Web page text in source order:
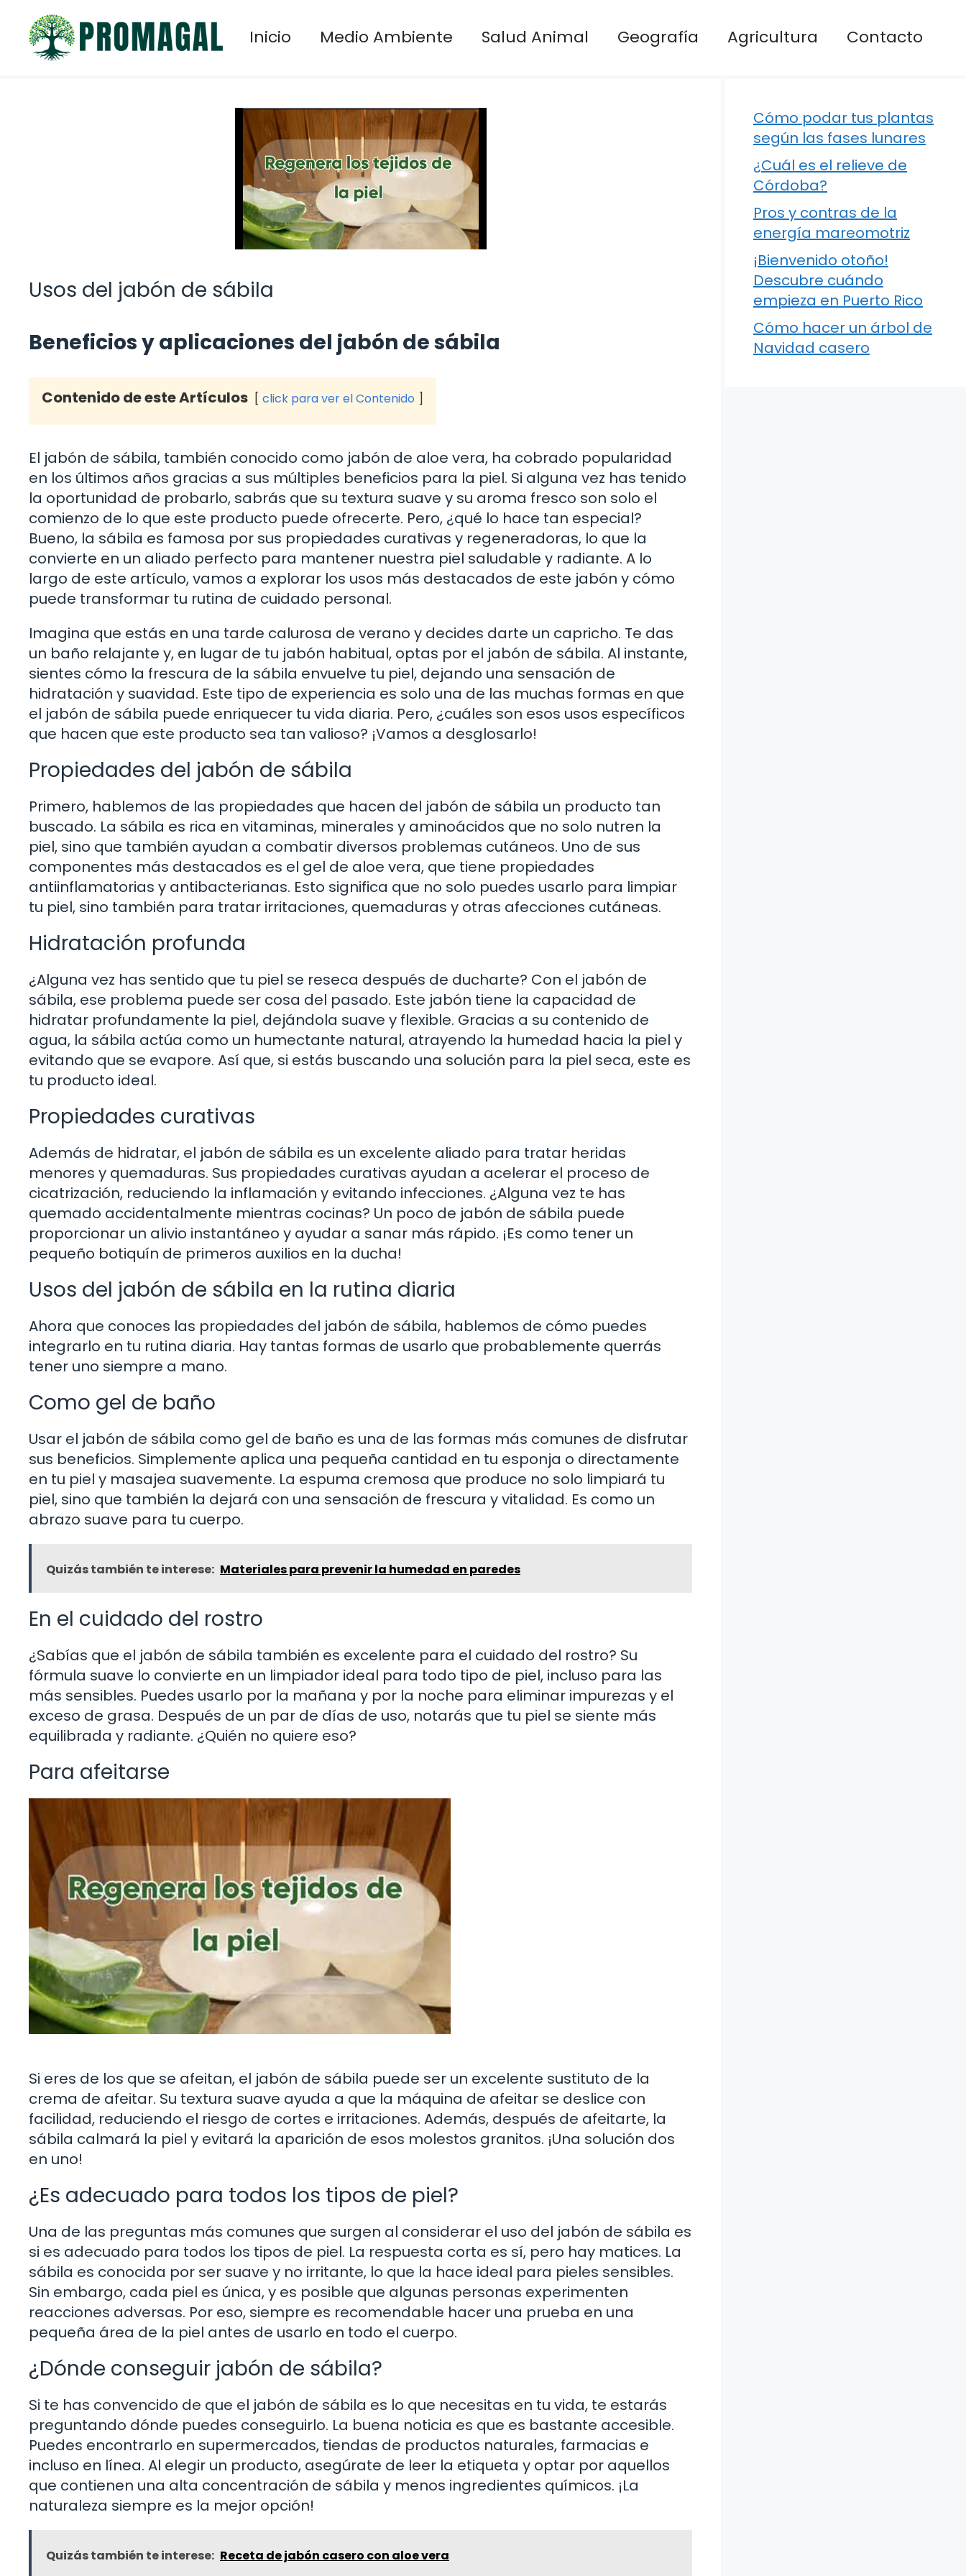
contenido
Inicio Medio Ambiente Salud Animal Geografía Agricultura Contacto
Usos del jabón de sábila
Beneficios y aplicaciones del jabón de sábila
Contenido de este Artículos click para ver el Contenido
El jabón de sábila, también conocido como jabón de aloe vera, ha cobrado popularidad
en los últimos años gracias a sus múltiples beneficios para la piel. Si alguna vez has tenido
la oportunidad de probarlo, sabrás que su textura suave y su aroma fresco son solo el
comienzo de lo que este producto puede ofrecerte. Pero, ¿qué lo hace tan especial?
Bueno, la sábila es famosa por sus propiedades curativas y regeneradoras, lo que la
convierte en un aliado perfecto para mantener nuestra piel saludable y radiante. A lo
largo de este artículo, vamos a explorar los usos más destacados de este jabón y cómo
puede transformar tu rutina de cuidado personal.
Imagina que estás en una tarde calurosa de verano y decides darte un capricho. Te das
un baño relajante y, en lugar de tu jabón habitual, optas por el jabón de sábila. Al instante,
sientes cómo la frescura de la sábila envuelve tu piel, dejando una sensación de
hidratación y suavidad. Este tipo de experiencia es solo una de las muchas formas en que
el jabón de sábila puede enriquecer tu vida diaria. Pero, ¿cuáles son esos usos específicos
que hacen que este producto sea tan valioso? ¡Vamos a desglosarlo!
Propiedades del jabón de sábila
Primero, hablemos de las propiedades que hacen del jabón de sábila un producto tan
buscado. La sábila es rica en vitaminas, minerales y aminoácidos que no solo nutren la
piel, sino que también ayudan a combatir diversos problemas cutáneos. Uno de sus
componentes más destacados es el gel de aloe vera, que tiene propiedades
antiinflamatorias y antibacterianas. Esto significa que no solo puedes usarlo para limpiar
tu piel, sino también para tratar irritaciones, quemaduras y otras afecciones cutáneas.
Hidratación profunda
¿Alguna vez has sentido que tu piel se reseca después de ducharte? Con el jabón de
sábila, ese problema puede ser cosa del pasado. Este jabón tiene la capacidad de
hidratar profundamente la piel, dejándola suave y flexible. Gracias a su contenido de
agua, la sábila actúa como un humectante natural, atrayendo la humedad hacia la piel y
evitando que se evapore. Así que, si estás buscando una solución para la piel seca, este es
tu producto ideal.
Propiedades curativas
Además de hidratar, el jabón de sábila es un excelente aliado para tratar heridas
menores y quemaduras. Sus propiedades curativas ayudan a acelerar el proceso de
cicatrización, reduciendo la inflamación y evitando infecciones. ¿Alguna vez te has
quemado accidentalmente mientras cocinas? Un poco de jabón de sábila puede
proporcionar un alivio instantáneo y ayudar a sanar más rápido. ¡Es como tener un
pequeño botiquín de primeros auxilios en la ducha!
Usos del jabón de sábila en la rutina diaria
Ahora que conoces las propiedades del jabón de sábila, hablemos de cómo puedes
integrarlo en tu rutina diaria. Hay tantas formas de usarlo que probablemente querrás
tener uno siempre a mano.
Como gel de baño
Usar el jabón de sábila como gel de baño es una de las formas más comunes de disfrutar
sus beneficios. Simplemente aplica una pequeña cantidad en tu esponja o directamente
en tu piel y masajea suavemente. La espuma cremosa que produce no solo limpiará tu
piel, sino que también la dejará con una sensación de frescura y vitalidad. Es como un
abrazo suave para tu cuerpo.
Quizás también te interese: Materiales para prevenir la humedad en paredes
En el cuidado del rostro
¿Sabías que el jabón de sábila también es excelente para el cuidado del rostro? Su
fórmula suave lo convierte en un limpiador ideal para todo tipo de piel, incluso para las
más sensibles. Puedes usarlo por la mañana y por la noche para eliminar impurezas y el
exceso de grasa. Después de un par de días de uso, notarás que tu piel se siente más
equilibrada y radiante. ¿Quién no quiere eso?
Para afeitarse
Si eres de los que se afeitan, el jabón de sábila puede ser un excelente sustituto de la
crema de afeitar. Su textura suave ayuda a que la máquina de afeitar se deslice con
facilidad, reduciendo el riesgo de cortes e irritaciones. Además, después de afeitarte, la
sábila calmará la piel y evitará la aparición de esos molestos granitos. ¡Una solución dos
en uno!
¿Es adecuado para todos los tipos de piel?
Una de las preguntas más comunes que surgen al considerar el uso del jabón de sábila es
si es adecuado para todos los tipos de piel. La respuesta corta es sí, pero hay matices. La
sábila es conocida por ser suave y no irritante, lo que la hace ideal para pieles sensibles.
Sin embargo, cada piel es única, y es posible que algunas personas experimenten
reacciones adversas. Por eso, siempre es recomendable hacer una prueba en una
pequeña área de la piel antes de usarlo en todo el cuerpo.
¿Dónde conseguir jabón de sábila?
Si te has convencido de que el jabón de sábila es lo que necesitas en tu vida, te estarás
preguntando dónde puedes conseguirlo. La buena noticia es que es bastante accesible.
Puedes encontrarlo en supermercados, tiendas de productos naturales, farmacias e
incluso en línea. Al elegir un producto, asegúrate de leer la etiqueta y optar por aquellos
que contienen una alta concentración de sábila y menos ingredientes químicos. ¡La
naturaleza siempre es la mejor opción!
Quizás también te interese: Receta de jabón casero con aloe vera
Cómo podar tus plantas
según las fases lunares
¿Cuál es el relieve de
Córdoba?
Pros y contras de la
energía mareomotriz
¡Bienvenido otoño!
Descubre cuándo
empieza en Puerto Rico
Cómo hacer un árbol de
Navidad casero